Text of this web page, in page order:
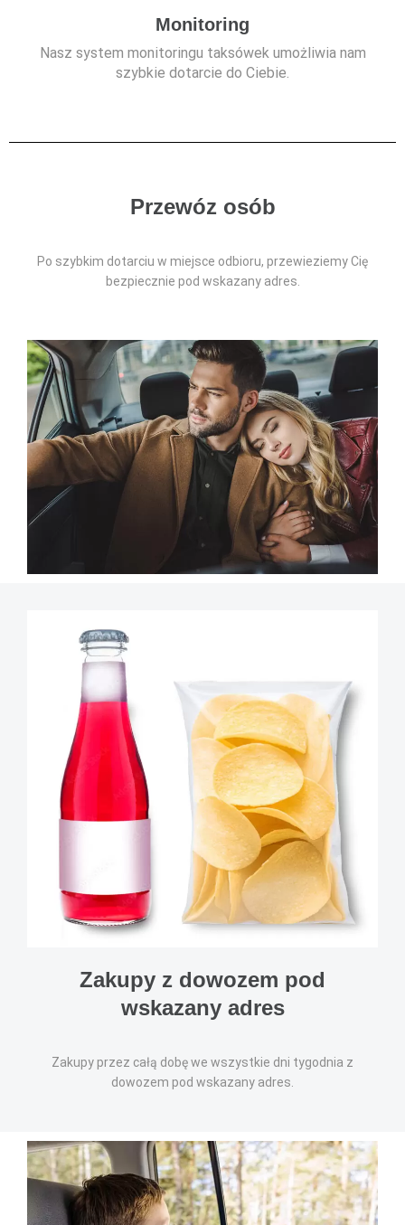
Monitoring
Nasz system monitoringu taksówek umożliwia nam
szybkie dotarcie do Ciebie.
Przewóz osób
Po szybkim dotarciu w miejsce odbioru, przewieziemy Cię
bezpiecznie pod wskazany adres.
Zakupy z dowozem pod
wskazany adres
Zakupy przez całą dobę we wszystkie dni tygodnia z
dowozem pod wskazany adres.